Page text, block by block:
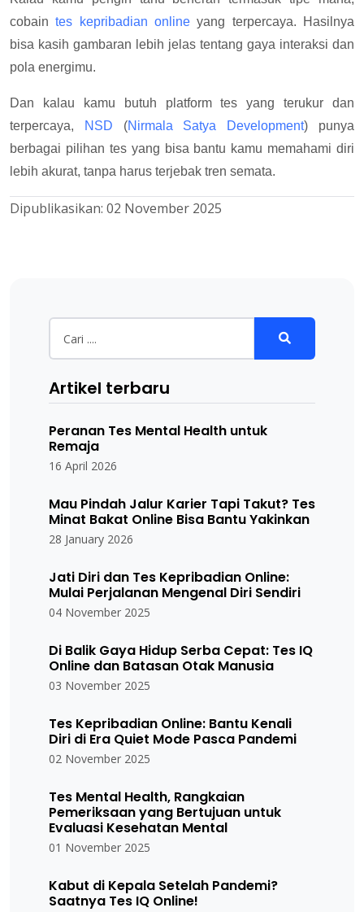
cobaintes kepribadian online yang terpercaya. Hasilnya
bisa kasih gambaran lebih jelas tentang gaya interaksi dan
pola energimu.
Dan kalau kamu butuh platform tes yang terukur dan
terpercaya,
NSD (Nirmala Satya Development) punya
berbagai pilihan tes yang bisa bantu kamu memahami diri
lebih akurat, tanpa harus terjebak tren semata.
Dipublikasikan: 02 November 2025
Artikel terbaru
Peranan Tes Mental Health untuk
Remaja
16 April 2026
Mau Pindah Jalur Karier Tapi Takut? Tes
Minat Bakat Online Bisa Bantu Yakinkan
28 January 2026
Jati Diri dan Tes Kepribadian Online:
Mulai Perjalanan Mengenal Diri Sendiri
04 November 2025
Di Balik Gaya Hidup Serba Cepat: Tes IQ
Online dan Batasan Otak Manusia
03 November 2025
Tes Kepribadian Online: Bantu Kenali
Diri di Era Quiet Mode Pasca Pandemi
02 November 2025
Tes Mental Health, Rangkaian
Pemeriksaan yang Bertujuan untuk
Evaluasi Kesehatan Mental
01 November 2025
Kabut di Kepala Setelah Pandemi?
Saatnya Tes IQ Online!